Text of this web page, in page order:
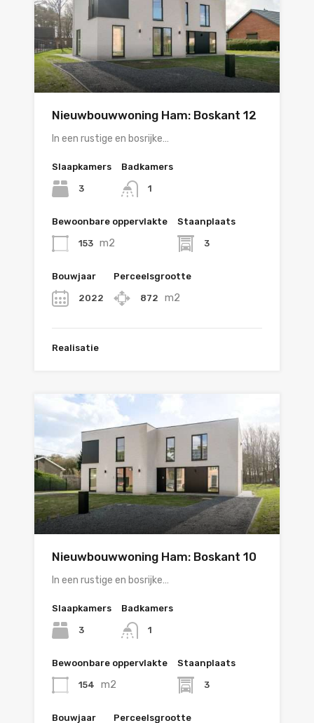
Nieuwbouwwoning Ham: Boskant 12
In een rustige en bosrijke…
Slaapkamers
3
Badkamers
1
Bewoonbare oppervlakte
153 m2
Staanplaats
3
Bouwjaar
2022
Perceelsgrootte
872 m2
Realisatie
Nieuwbouwwoning Ham: Boskant 10
In een rustige en bosrijke…
Slaapkamers
3
Badkamers
1
Bewoonbare oppervlakte
154 m2
Staanplaats
3
Bouwjaar Perceelsgrootte